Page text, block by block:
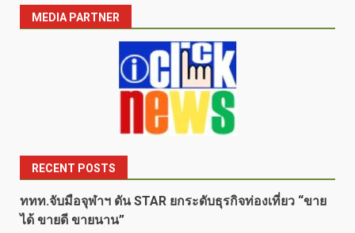
MEDIA PARTNER
RECENT POSTS
ททท.จับมือจุฬาฯ ดัน STAR ยกระดับธุรกิจท่องเที่ยว “ขาย
ได้ ขายดี ขายนาน”